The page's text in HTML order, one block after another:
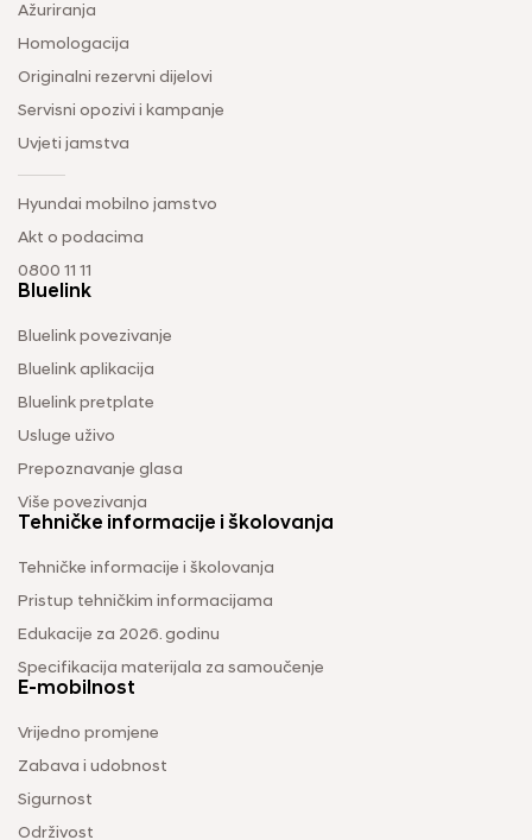
Ažuriranja
Homologacija
Originalni rezervni dijelovi
Servisni opozivi i kampanje
Uvjeti jamstva
Hyundai mobilno jamstvo
Akt o podacima
0800 11 11
Bluelink
Bluelink povezivanje
Bluelink aplikacija
Bluelink pretplate
Usluge uživo
Prepoznavanje glasa
Više povezivanja
Tehničke informacije i školovanja
Tehničke informacije i školovanja
Pristup tehničkim informacijama
Edukacije za 2026. godinu
Specifikacija materijala za samoučenje
E-mobilnost
Vrijedno promjene
Zabava i udobnost
Sigurnost
Održivost